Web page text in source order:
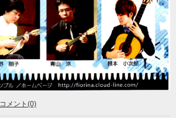
コメント(0)